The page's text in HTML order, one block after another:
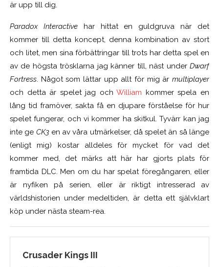
är upp till dig.
Paradox Interactivehar hittat en guldgruva när det
kommer till detta koncept, denna kombination av stort
och litet, men sina förbättringar till trots har detta spel en
av de högsta trösklarna jag känner till, näst under Dwarf
Fortress. Något som lättar upp allt för mig är multiplayer
och detta är spelet jag ochWilliam kommer spela en
lång tid framöver, sakta få en djupare förståelse för hur
spelet fungerar, och vi kommer ha skitkul. Tyvärr kan jag
inte ge CK3 en av våra utmärkelser, då spelet än så länge
(enligt mig) kostar alldeles för mycket för vad det
kommer med, det märks att här har gjorts plats för
framtida DLC. Men om du har spelat föregångaren, eller
är nyfiken på serien, eller är riktigt intresserad av
världshistorien under medeltiden, är detta ett självklart
köp under nästa steam-rea.
Crusader Kings III